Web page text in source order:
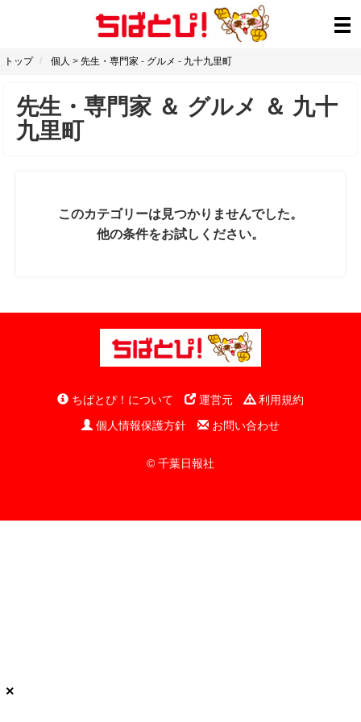
トップ 個人 > 先生・専門家 - グルメ - 九十九里町
先生・専門家 ＆ グルメ ＆ 九十
九里町
このカテゴリーは見つかりませんでした。
他の条件をお試しください。
ちばとぴ！について 運営元
利用規約
個人情報保護方針
お問い合わせ
© 千葉日報社
×